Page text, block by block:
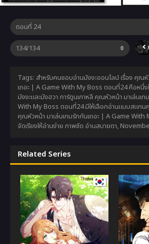
Tags: สำหรับคนชอบอ่านมังงะออนไลน์ เรื่อง คุณหั
เถอะ | A Game With My Boss ตอนที่24 คือหนึ่
มังงะและมังฮวา การ์ตูนเกาหลี คุณหัวหน้า มาเล่นเ
With My Boss ตอนที่24 มีให้เลือกอ่านแบบสแก
คุณหัวหน้า มาเล่นเกมรักกันเถอะ | A Game
จัดเรียงให้อ่านง่าย ภาพชัด อ่านสบายตา,
Related Series